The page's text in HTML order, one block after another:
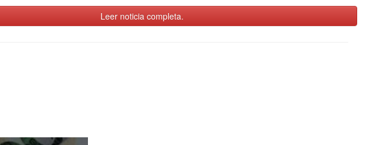
Leer noticia completa.